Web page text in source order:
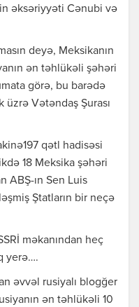
əksəriyyəti Cənubi və
deyə, Meksikanın
ən təhlükəli şəhəri
görə, bu barədə
üzrə Vətəndaş Şurası
qətl hadisəsi
18 Meksika şəhəri
ABŞ-ın Sen Luis
Ştatların bir neçə
məkanından heç
yerə….
əvvəl rusiyalı blogğer
ən təhlükəli 10